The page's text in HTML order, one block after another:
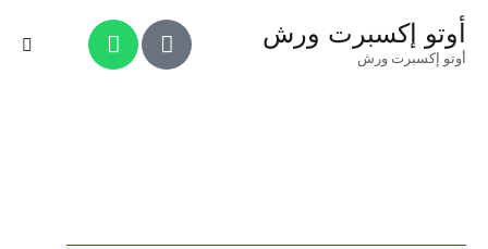
أوتو إكسبرت ورش
أوتو إكسبرت ورش